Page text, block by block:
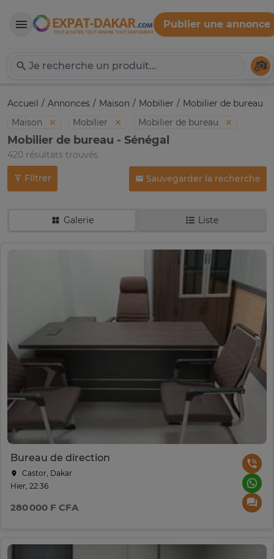
Expat-Dakar
Publier une annonce
Accueil Annonces Maison Mobilier
Mobilier de bureau
Maison
Mobilier Mobilier de bureau
Mobilier de bureau - Sénégal
420 résultats trouvés
Filtrer Sauvegarder la recherche
Galerie Liste
Bureau de direction
Castor, Dakar
Hier, 22:36
280 000 F CFA